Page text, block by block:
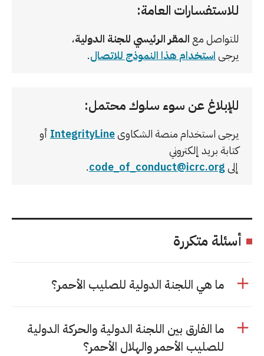
للاستفسارات العامة:
للتواصل مع المقر الرئيسي للجنة الدولية،
يرجىاستخدام هذا النموذج للاتصال.
للإبلاغ عن سوء سلوك محتمل:
يرجى استخدام منصة الشكاوىIntegrityLine أو
كتابة بريد إلكتروني
إلىcode_of_conduct@icrc.org
.
أسئلة متكررة
ما هي اللجنة الدولية للصليب الأحمر؟
ما الفارق بين اللجنة الدولية والحركة الدولية
للصليب الأحمر والهلال الأحمر؟